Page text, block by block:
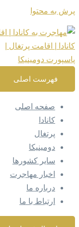
پرش به محتوا
فهرست اصلی
صفحه اصلی
کانادا
پرتغال
دومینیکا
سایر کشورها
اخبار مهاجرت
درباره ما
ارتباط با ما